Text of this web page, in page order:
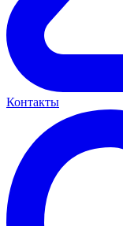
Контакты